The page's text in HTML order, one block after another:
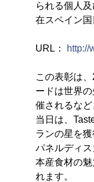
られる個人
在スペイン
URL： http://
この表彰は
ードは世界
催されるなど
当日は、
ランの星を
パネルディ
本産食材の
れます。